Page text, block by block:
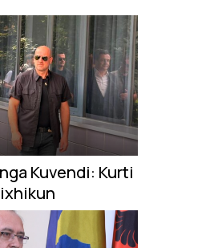
Kuvendi: Kurti